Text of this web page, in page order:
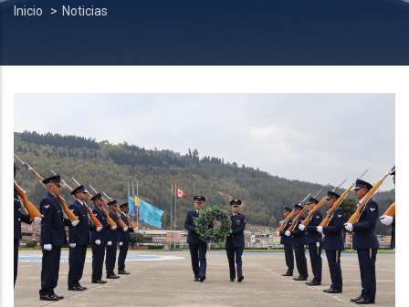
Sobrescribir
de
a
la
navegación
Inicio Noticias